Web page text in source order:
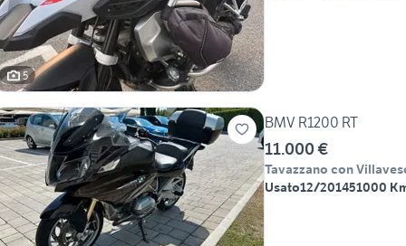
5
BMV R1200 RT
11.000 €
Tavazzano con
Usato12/201451000